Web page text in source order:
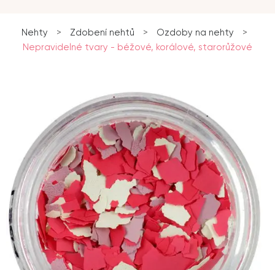
Nehty > Zdobení nehtů > Ozdoby na nehty
>
Nepravidelné tvary - béžové, korálové, starorůžové